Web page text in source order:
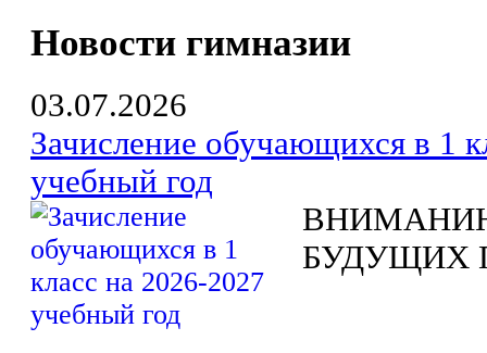
Новости гимназии
03.07.2026
Зачисление обучающихся в 1
учебный год
БУДУЩИХ